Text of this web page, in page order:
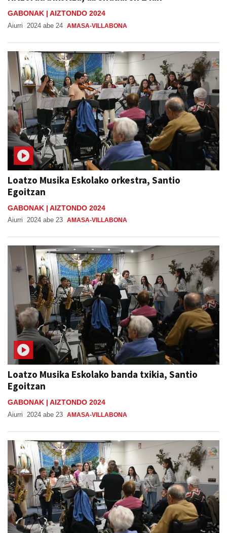
GABONAK | AIZTONDO 2024
Aiurri 2024 abe 24 AMASA-VILLABONA
Loatzo Musika Eskolako orkestra, Santio
Egoitzan
GABONAK | AIZTONDO 2024
Aiurri 2024 abe 23 AMASA-VILLABONA
Loatzo Musika Eskolako banda txikia, Santio
Egoitzan
GABONAK | AIZTONDO 2024
Aiurri 2024 abe 23 AMASA-VILLABONA